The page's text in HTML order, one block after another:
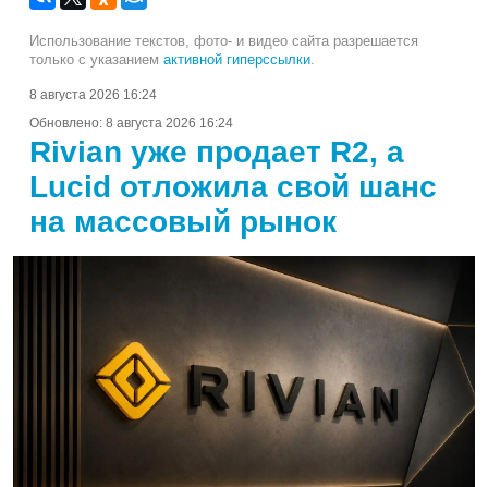
Использование текстов, фото- и видео сайта разрешается
только с указанием активной гиперссылки
8 августа 2026 16:24
Обновлено: 8 августа 2026 16:24
Rivian уже продает R2, а
Lucid отложила свой шанс
на массовый рынок